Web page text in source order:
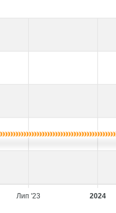
Лип '23 2024